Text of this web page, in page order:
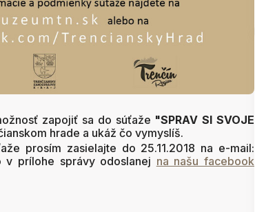
zapojiť sa do súťaže "SPRAV SI SVOJE
hrade a ukáž čo vymyslíš.
prosím zasielajte do 25.11.2018 na e-mail:
v prílohe správy odoslanej na našu facebook